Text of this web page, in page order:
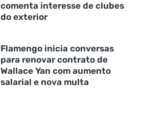
comenta interesse de clubes
do exterior
Flamengo inicia conversas
para renovar contrato de
Wallace Yan com aumento
salarial e nova multa